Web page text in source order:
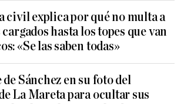
civil explica por qué no multa a
hasta los topes que van
«Se las saben todas»
Sánchez en su foto del
La Mareta para ocultar sus